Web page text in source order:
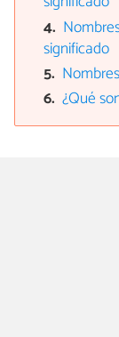
significado
¿Qué